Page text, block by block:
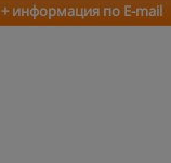
+ информация по E-mail